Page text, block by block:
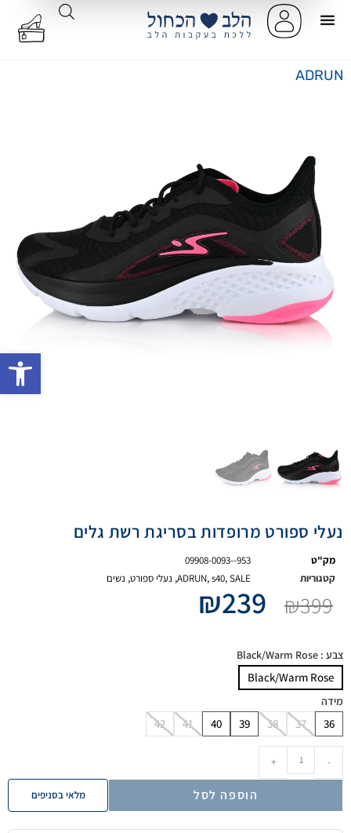
ADRUN
נעלי ספורט מרופדות בסריגת רשת גלים
מק"ט
09908-0093--953
קטגוריות
ADRUN,s40,SALE
, נעלי ספורט, נשים
₪399
₪239
צבע : Black/Warm Rose
Black/Warm Rose
מידה
36
37
38
39
40
41
42
-
+
הוספה לסל מלאי בסניפים